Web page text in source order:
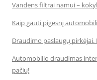
Vandens filtrai namui –
Kaip gauti pigesnį
Draudimo paslaugų pirkėjai.
Automobilio draudimas
pačių!